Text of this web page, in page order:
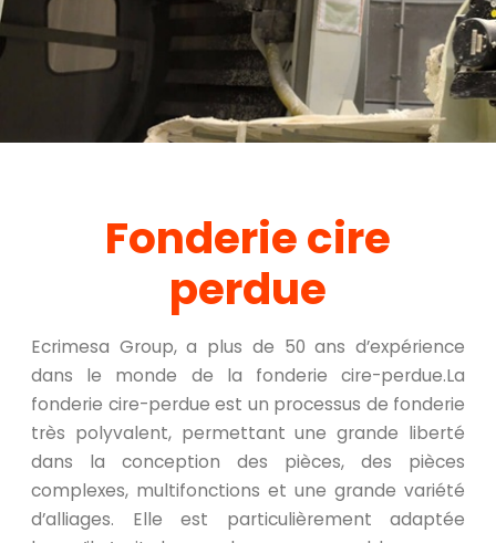
Fonderie cire
perdue
Ecrimesa Group, a plus de 50 ans d’expérience
dans le monde de la fonderie cire-perdue.La
fonderie cire-perdue est un processus de fonderie
très polyvalent, permettant une grande liberté
dans la conception des pièces, des pièces
complexes, multifonctions et une grande variété
d’alliages. Elle est particulièrement adaptée